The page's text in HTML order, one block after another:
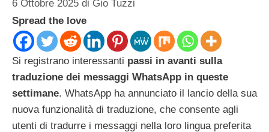
6 Ottobre 2025 di Gio Tuzzi
Spread the love
Si registrano interessanti passi in avanti sulla
traduzione dei messaggi WhatsApp in queste
settimane. WhatsApp ha annunciato il lancio della sua
nuova funzionalità di traduzione, che consente agli
utenti di tradurre i messaggi nella loro lingua preferita